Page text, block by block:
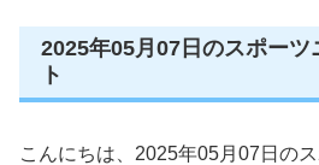
2025年05月07日のスポーツ
ト
こんにちは、2025年05月07日の